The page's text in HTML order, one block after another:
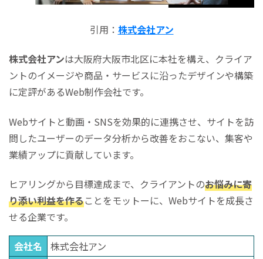
引用： 株式会社アン
株式会社アンは大阪府大阪市北区に本社を構え、クライア
ントのイメージや商品・サービスに沿ったデザインや構築
に定評があるWeb制作会社です。
Webサイトと動画・SNSを効果的に連携させ、サイトを訪
問したユーザーのデータ分析から改善をおこない、集客や
業績アップに貢献しています。
ヒアリングから目標達成まで、クライアントのお悩みに寄
り添い利益を作ることをモットーに、Webサイトを成長さ
せる企業です。
会社名
株式会社アン